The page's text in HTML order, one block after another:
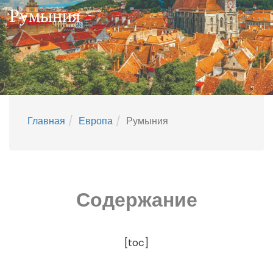
Румыния
Главная Европа Румыния
Содержание
[toc]